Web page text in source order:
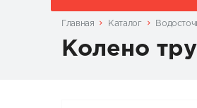
Главная Каталог
Колено